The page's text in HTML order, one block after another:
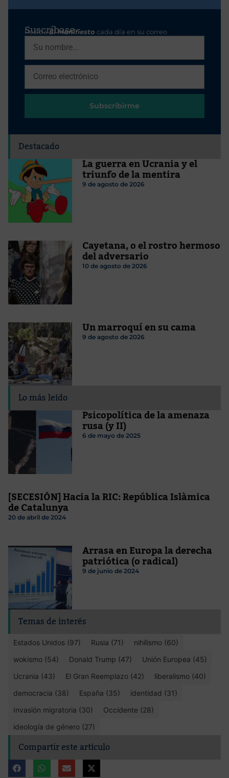
Suscríbase
RecibaEl Manifiesto cada día en su correo
Subscribirme
Destacado
La guerra en Ucrania y el
triunfo de la mentira
9 de agosto de 2026
Cayetana, o el rostro hermoso
del adversario
10 de agosto de 2026
Un marroquí en su cama
9 de agosto de 2026
Lo más leído
Psicopolítica de la amenaza
rusa (y II)
6 de mayo de 2025
[SECESIÓN] Hacia la RIC: República Islàmica
de Catalunya
20 de abril de 2024
Arrasa en Europa la derecha
patriótica (o radical)
9 de junio de 2024
Temas de interés
Estados Unidos (97) Rusia (71)
nihilismo (60)
wokismo (54)
Donald Trump (47)
Unión Europea (45)
Ucrania (43)
El Gran Reemplazo (42)
liberalismo (40)
democracia (38)
España (35)
identidad (31)
Invasión migratoria (30)
Occidente (28)
ideología de género (27)
Compartir este artículo